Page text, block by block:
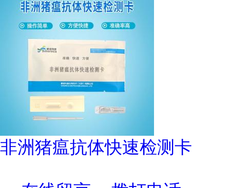
非洲猪瘟抗体快速检测卡